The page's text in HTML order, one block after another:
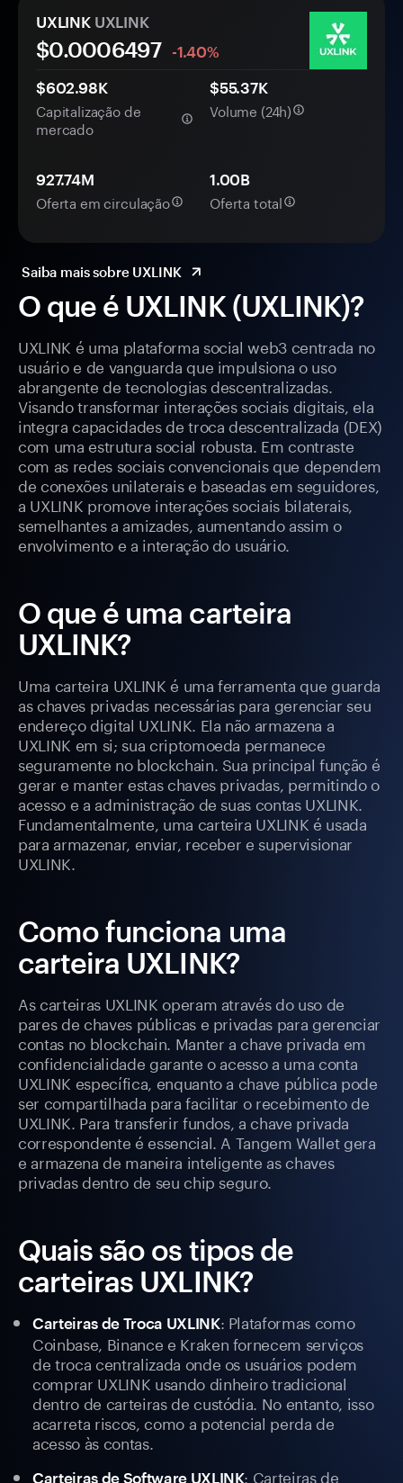
O que é UXLINK (UXLINK)?
UXLINK é uma plataforma social web3 centrada no
usuário e de vanguarda que impulsiona o uso
abrangente de tecnologias descentralizadas.
Visando transformar interações sociais digitais, ela
integra capacidades de troca descentralizada (DEX)
com uma estrutura social robusta. Em contraste
com as redes sociais convencionais que dependem
de conexões unilaterais e baseadas em seguidores,
a UXLINK promove interações sociais bilaterais,
semelhantes a amizades, aumentando assim o
envolvimento e a interação do usuário.
O que é uma carteira
UXLINK?
Uma carteira UXLINK é uma ferramenta que guarda
as chaves privadas necessárias para gerenciar seu
endereço digital UXLINK. Ela não armazena a
UXLINK em si; sua criptomoeda permanece
seguramente no blockchain. Sua principal função é
gerar e manter estas chaves privadas, permitindo o
acesso e a administração de suas contas UXLINK.
Fundamentalmente, uma carteira UXLINK é usada
para armazenar, enviar, receber e supervisionar
UXLINK.
Como funciona uma
carteira UXLINK?
As carteiras UXLINK operam através do uso de
pares de chaves públicas e privadas para gerenciar
contas no blockchain. Manter a chave privada em
confidencialidade garante o acesso a uma conta
UXLINK específica, enquanto a chave pública pode
ser compartilhada para facilitar o recebimento de
UXLINK. Para transferir fundos, a chave privada
correspondente é essencial. A Tangem Wallet gera
e armazena de maneira inteligente as chaves
privadas dentro de seu chip seguro.
Quais são os tipos de
carteiras UXLINK?
Carteiras de Troca UXLINK: Plataformas como
Coinbase, Binance e Kraken fornecem serviços
de troca centralizada onde os usuários podem
comprar UXLINK usando dinheiro tradicional
dentro de carteiras de custódia. No entanto, isso
acarreta riscos, como a potencial perda de
acesso às contas.
Carteiras de Software UXLINK: Carteiras de
UXLINK UXLINK
$0.0006497
-1.40%
$602.98K
Capitalização de
mercado
$55.37K
Volume (24h)
927.74M
Oferta em circulação
1.00B
Oferta total
Saiba mais sobre UXLINK